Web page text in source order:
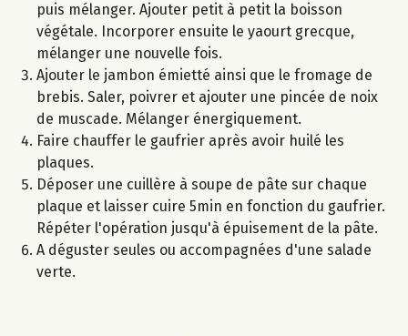
puis mélanger. Ajouter petit à petit la boisson
végétale. Incorporer ensuite le yaourt grecque,
mélanger une nouvelle fois.
Ajouter le jambon émietté ainsi que le fromage de
brebis. Saler, poivrer et ajouter une pincée de noix
de muscade. Mélanger énergiquement.
Faire chauffer le gaufrier après avoir huilé les
plaques.
Déposer une cuillère à soupe de pâte sur chaque
plaque et laisser cuire 5min en fonction du gaufrier.
Répéter l'opération jusqu'à épuisement de la pâte.
A déguster seules ou accompagnées d'une salade
verte.